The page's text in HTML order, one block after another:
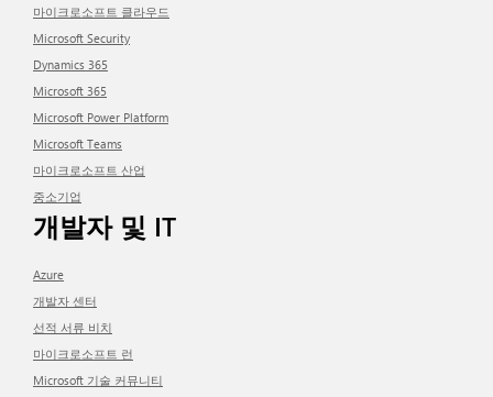
마이크로소프트 클라우드
Microsoft Security
Dynamics 365
Microsoft 365
Microsoft Power Platform
Microsoft Teams
마이크로소프트 산업
중소기업
개발자 및 IT
Azure
개발자 센터
선적 서류 비치
마이크로소프트 런
Microsoft 기술 커뮤니티